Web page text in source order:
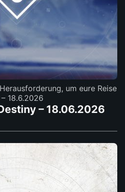
um eure Reise
– 18.6.2026
– 18.06.2026